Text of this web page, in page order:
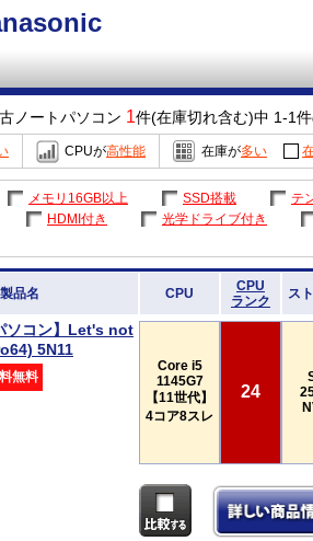
ノートパソコン 1件(在庫切れ含む)中 1-1
CPUが高性能 在庫が多い
メモリ16GB以上 SSD搭載
テ
HDMI付き 光学ドライブ付き
品名 CPU
CPU
ランク
ス
ソコン】Let's not
5N11
無料
Core i5
1145G7
【11世代】
4コア8スレ
24